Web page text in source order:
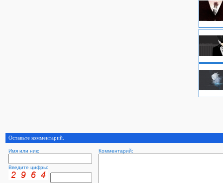
Оставьте комментарий.
Имя или ник: Комментарий:
Введите цифры: